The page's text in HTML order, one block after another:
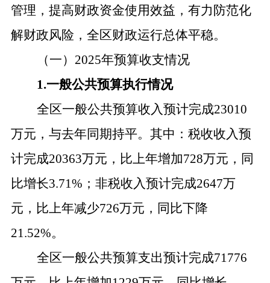
管理，提高财政资金使用效益，有力防范化
解财政风险，全区财政运行总体平稳。
（一） 2025年预算收支情况
1.一般公共预算执行情况
全区一般公共预算收入预计完成23010
万元， 与去年同期持平。其中：税收收入预
计完成20363万元，比上年增加728万元，同
比增长3.71% ； 非税收入预计完成2647万
元，比上年减少726万元，同比下降
21.52%。
全区一般公共预算支出预计完成71776